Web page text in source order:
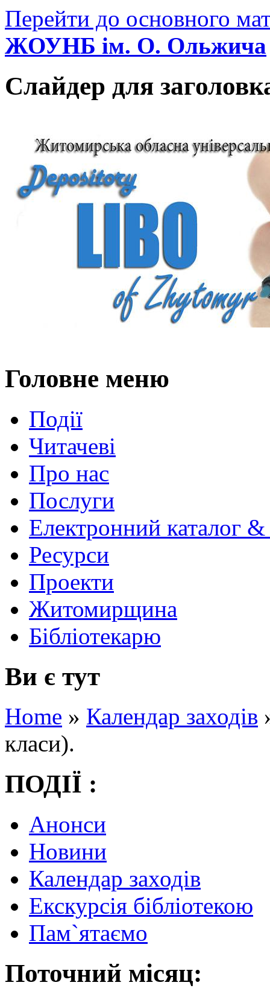
Перейти до основного
ЖОУНБ ім. О. Ольжича
Слайдер для
Головне меню
Події
Читачеві
Про нас
Послуги
Електронний каталог
Ресурси
Проекти
Житомирщина
Бібліотекарю
Ви є тут
Home » Календар заходів
класи).
ПОДІЇ :
Анонси
Новини
Календар заходів
Екскурсія бібліотекою
Пам`ятаємо
Поточний місяц: